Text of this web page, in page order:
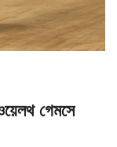
গেমসে